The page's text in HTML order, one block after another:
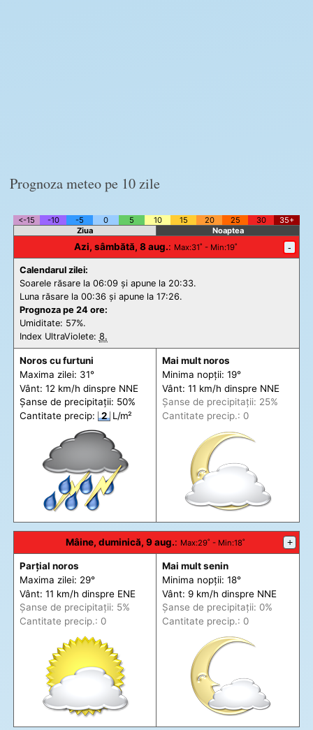
Prognoza meteo pe 10 zile
<-15 -10 -5 0 5 10 15 20 25 30
35+
Ziua
Noaptea
Azi, sâmbătă, 8 aug.: Max:31˚ - Min:19˚ -
Calendarul zilei:
Soarele răsare la 06:09 și apune la 20:33.
Luna răsare la 00:36 și apune la 17:26.
Prognoza pe 24 ore:
Umiditate: 57%.
Index UltraViolete: 8.
Noros cu furtuni
Maxima zilei: 31°
Vânt: 12 km/h dinspre NNE
Șanse de precipitații: 50%
Cantitate precip:
2 L/m²
Mai mult noros
Minima nopții: 19°
Vânt: 11 km/h dinspre NNE
Șanse de precipitații: 25%
Cantitate precip.: 0
Mâine, duminică, 9 aug.: Max:29˚ - Min:18˚ +
Parțial noros
Maxima zilei: 29°
Vânt: 11 km/h dinspre ENE
Șanse de precipitații: 5%
Cantitate precip.: 0
Mai mult senin
Minima nopții: 18°
Vânt: 9 km/h dinspre NNE
Șanse de precipitații: 0%
Cantitate precip.: 0